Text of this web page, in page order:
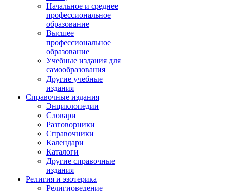
Начальное и среднее
профессиональное
образование
Высшее
профессиональное
образование
Учебные издания для
самообразования
Другие учебные
издания
Справочные издания
Энциклопедии
Словари
Разговорники
Справочники
Календари
Каталоги
Другие справочные
издания
Религия и эзотерика
Религиоведение